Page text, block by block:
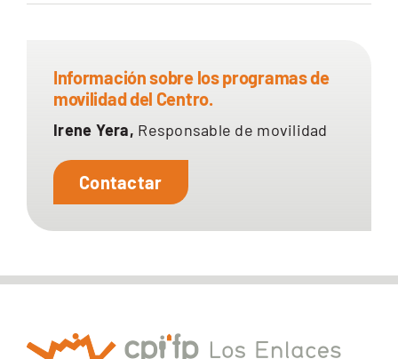
Información sobre los programas de
movilidad del Centro.
Irene Yera, Responsable de movilidad
Contactar